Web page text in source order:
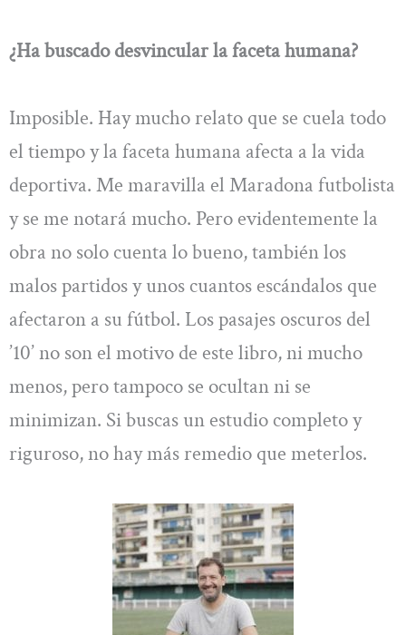
¿Ha buscado desvincular la faceta humana?
Imposible. Hay mucho relato que se cuela todo
el tiempo y la faceta humana afecta a la vida
deportiva. Me maravilla el Maradona futbolista
y se me notará mucho. Pero evidentemente la
obra no solo cuenta lo bueno, también los
malos partidos y unos cuantos escándalos que
afectaron a su fútbol. Los pasajes oscuros del
’10’ no son el motivo de este libro, ni mucho
menos, pero tampoco se ocultan ni se
minimizan. Si buscas un estudio completo y
riguroso, no hay más remedio que meterlos.